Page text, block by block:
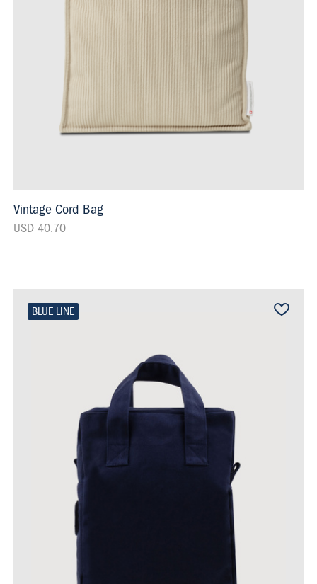
Vintage Cord Bag
USD 40.70
BLUE LINE